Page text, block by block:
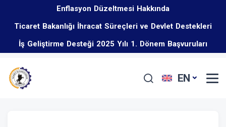
Enflasyon Düzeltmesi Hakkında
Ticaret Bakanlığı İhracat Süreçleri ve Devlet Destekleri
Eğitim Programı Hakkında
İş Geliştirme Desteği 2025 Yılı 1. Dönem Başvuruları
EN